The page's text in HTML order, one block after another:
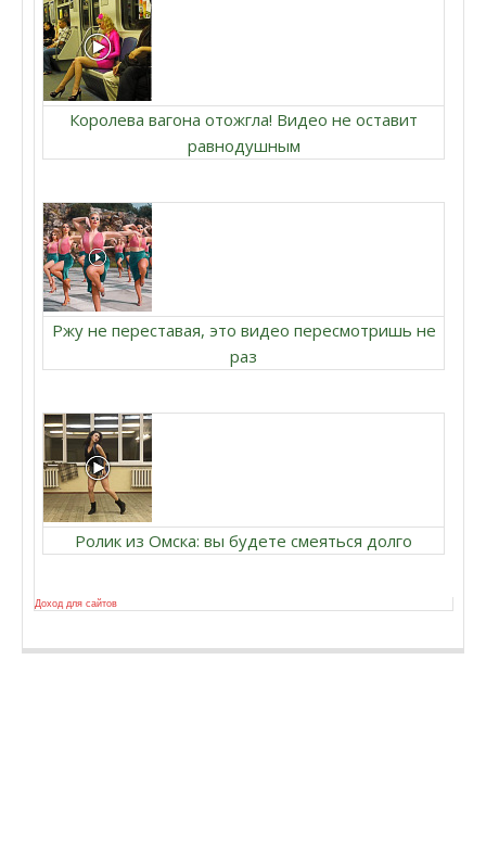
Королева вагона отожгла! Видео не оставит
равнодушным
Ржу не переставая, это видео пересмотришь не
раз
Ролик из Омска: вы будете смеяться долго
Доход для сайтов